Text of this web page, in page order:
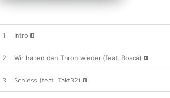
1 Intro
2 Wir haben den Thron wieder (feat. Bosca)
3 Schiess (feat. Takt32)